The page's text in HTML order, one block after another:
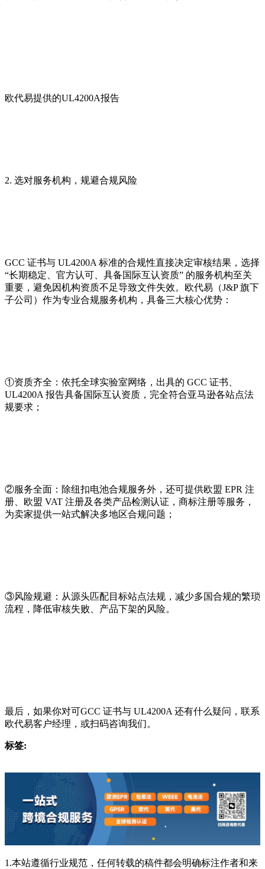
欧代易提供的UL4200A报告
2. 选对服务机构，规避合规风险
GCC 证书与 UL4200A 标准的合规性直接决定审核结果，选择
“长期稳定、官方认可、具备国际互认资质” 的服务机构至关
重要，避免因机构资质不足导致文件失效。欧代易（J&P 旗下
子公司）作为专业合规服务机构，具备三大核心优势：
①资质齐全：依托全球实验室网络，出具的 GCC 证书、
UL4200A 报告具备国际互认资质，完全符合亚马逊各站点法
规要求；
②服务全面：除纽扣电池合规服务外，还可提供欧盟 EPR 注
册、欧盟 VAT 注册及各类产品检测认证，商标注册等服务，
为卖家提供一站式解决多地区合规问题；
③风险规避：从源头匹配目标站点法规，减少多国合规的繁琐
流程，降低审核失败、产品下架的风险。
最后，如果你对可GCC 证书与 UL4200A 还有什么疑问，联系
欧代易客户经理，或扫码咨询我们。
标签:
1.本站遵循行业规范，任何转载的稿件都会明确标注作者和来